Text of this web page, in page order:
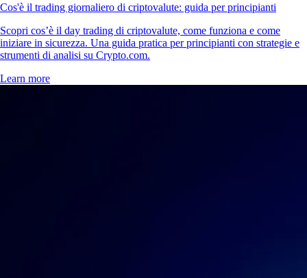
Cos'è il trading giornaliero di criptovalute: guida per principianti
Scopri cos’è il day trading di criptovalute, come funziona e come
iniziare in sicurezza. Una guida pratica per principianti con strategie e
strumenti di analisi su Crypto.com.
Learn more